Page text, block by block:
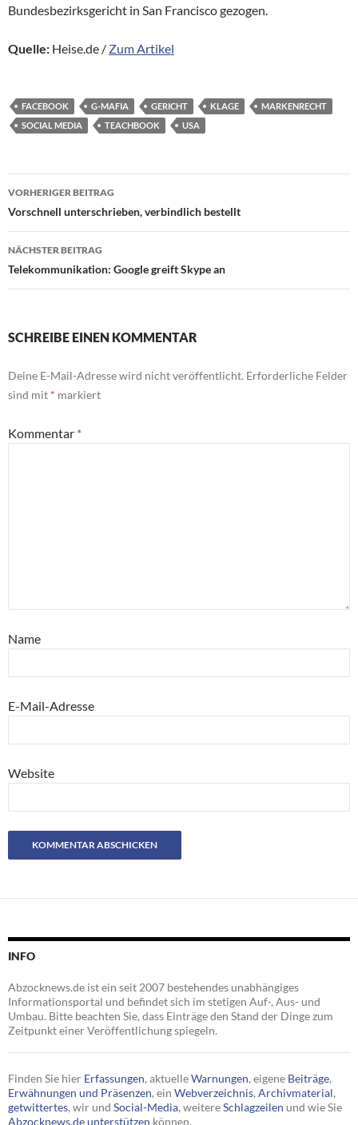
Bundesbezirksgericht in San Francisco gezogen.
Quelle: Heise.de / Zum Artikel
FACEBOOK G-MAFIA GERICHT KLAGE
MARKENRECHT
SOCIAL MEDIA
TEACHBOOK USA
Beitragsnavigation
VORHERIGER BEITRAG
Vorschnell unterschrieben, verbindlich bestellt
NÄCHSTER BEITRAG
Telekommunikation: Google greift Skype an
SCHREIBE EINEN KOMMENTAR
Deine E-Mail-Adresse wird nicht veröffentlicht. Erforderliche Felder
sind mit * markiert
Kommentar *
Name
E-Mail-Adresse
Website
INFO
Abzocknews.de ist ein seit 2007 bestehendes unabhängiges
Informationsportal und befindet sich im stetigen Auf-, Aus- und
Umbau. Bitte beachten Sie, dass Einträge den Stand der Dinge zum
Zeitpunkt einer Veröffentlichung spiegeln.
Finden Sie hier Erfassungen, aktuelleWarnungen, eigene Beiträge,
Erwähnungen und Präsenzen, ein Webverzeichnis, Archivmaterial,
getwittertes, wir und Social-Media, weitereSchlagzeilen und wie Sie
Abzocknews.de unterstützen können.